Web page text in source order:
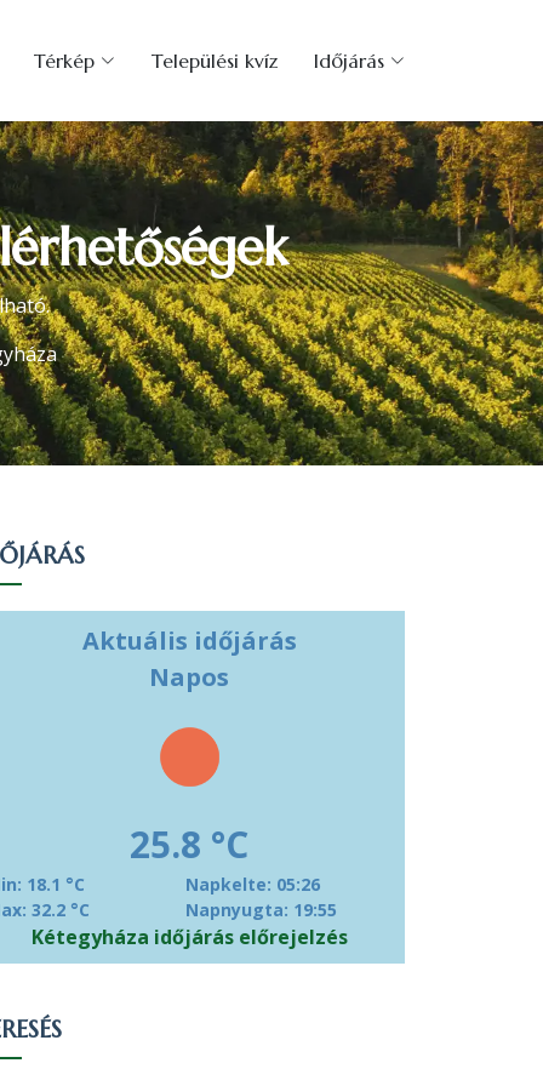
Térkép Települési kvíz Időjárás
Aktuális időjárás
Napos
25.8 °C
18.1 °C
32.2 °C
Napkelte: 05:26
Napnyugta: 19:55
Kétegyháza időjárás előrejelzés